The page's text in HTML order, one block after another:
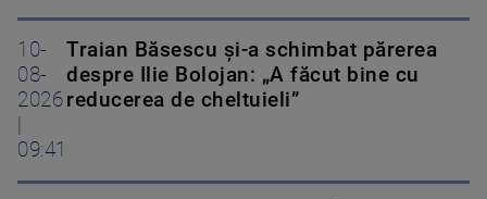
10-
08-
2026
|
09:41
Traian Băsescu și-a schimbat părerea
despre Ilie Bolojan: „A făcut bine cu
reducerea de cheltuieli”